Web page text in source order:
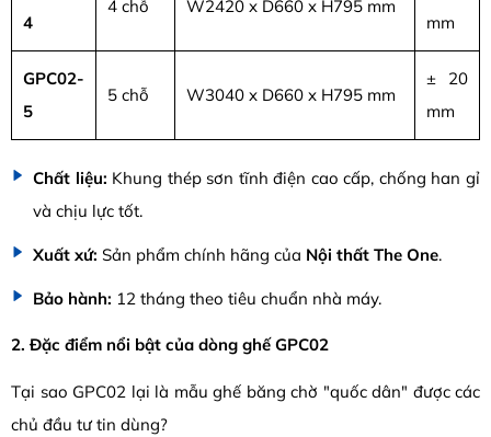
4
4 chỗ W2420 x D660 x H795 mm
mm
GPC02-
5
5 chỗ W3040 x D660 x H795 mm
± 20
mm
Chất liệu: Khung thép sơn tĩnh điện cao cấp, chống han gỉ
và chịu lực tốt.
Xuất xứ: Sản phẩm chính hãng của Nội thất The One.
Bảo hành: 12 tháng theo tiêu chuẩn nhà máy.
2. Đặc điểm nổi bật của dòng ghế GPC02
Tại sao GPC02 lại là mẫu ghế băng chờ "quốc dân" được các
chủ đầu tư tin dùng?